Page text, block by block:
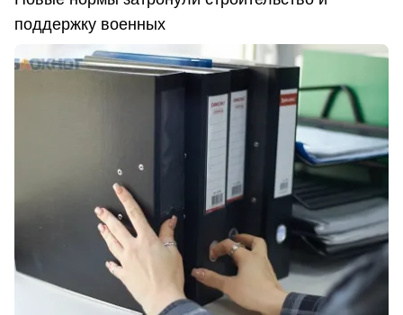
поддержку военных